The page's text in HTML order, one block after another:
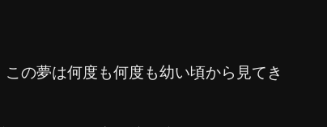
の夢は何度も何度も幼い頃から見てき